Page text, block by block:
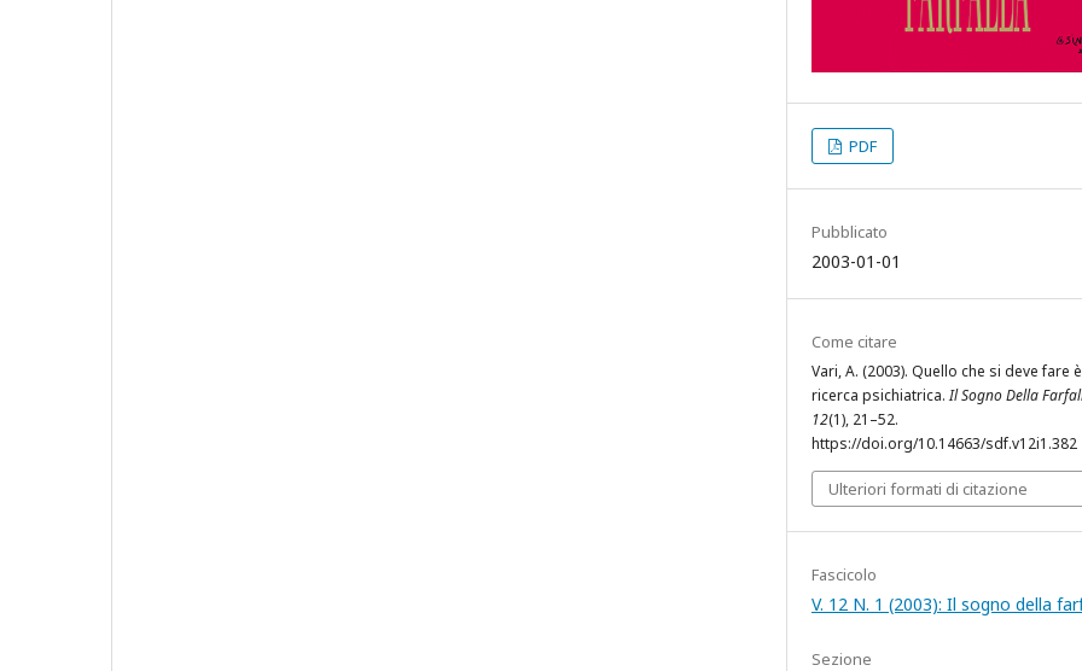
PDF
Pubblicato
2003-01-01
Come citare
Vari, A. (2003). Quello che si deve fare
ricerca psichiatrica.Il Sogno Della
12(1), 21–52.
https://doi.org/10.14663/sdf.v12i1.382
Ulteriori formati di citazione
Fascicolo
V. 12 N. 1 (2003): Il sogno della
Sezione